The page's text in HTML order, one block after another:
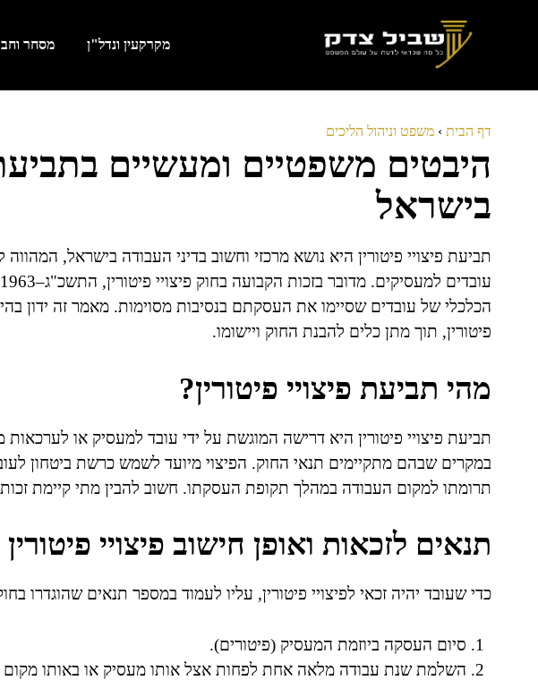
מקרקעין ונדל"ן מסחר
דף הבית › משפט וניהול הליכים
היבטים משפטיים ומעשיים בתביעת
בישראל
תביעת פיצויי פיטורין היא נושא מרכזי וחשוב בדיני העבודה בישראל,
הכלכלי של עובדים שסיימו את העסקתם בנסיבות מסוימות. מאמר זה ידון
פיטורין, תוך מתן כלים להבנת החוק ויישומו.
מהי תביעת פיצויי פיטורין?
תביעת פיצויי פיטורין היא דרישה המוגשת על ידי עובד למעסיק או
במקרים שבהם מתקיימים תנאי החוק. הפיצוי מיועד לשמש כרשת ביטחון
תרומתו למקום העבודה במהלך תקופת העסקתו. חשוב להבין מתי קיימת
תנאים לזכאות ואופן חישוב פיצויי פיטורין
כדי שעובד יהיה זכאי לפיצויי פיטורין, עליו לעמוד במספר תנאים שהוגדרו
סיום העסקה ביוזמת המעסיק (פיטורים).
השלמת שנת עבודה מלאה אחת לפחות אצל אותו מעסיק או באותו מקום